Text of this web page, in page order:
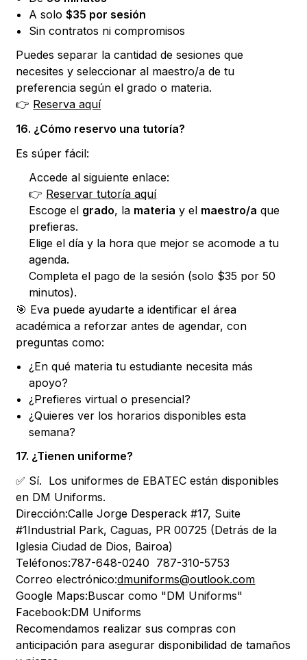
A solo$35 por sesión
Sin contratos ni compromisos
Puedes separar la cantidad de sesiones que
necesites y seleccionar al maestro/a de tu
preferencia según el grado o materia.
👉 Reserva aquí
16. ¿Cómo reservo una tutoría?
Es súper fácil:
Accede al siguiente enlace:
👉 Reservar tutoría aquí
Escoge el grado, la materia y el maestro/a que
prefieras.
Elige el día y la hora que mejor se acomode a tu
agenda.
Completa el pago de la sesión (solo $35 por 50
minutos).
🎯 Eva puede ayudarte a identificar el área
académica a reforzar antes de agendar, con
preguntas como:
¿En qué materia tu estudiante necesita más
apoyo?
¿Prefieres virtual o presencial?
¿Quieres ver los horarios disponibles esta
semana?
17. ¿Tienen uniforme?
✅ Sí. Los uniformes de EBATEC están disponibles
en DM Uniforms.
Dirección:Calle Jorge Desperack #17, Suite
#1Industrial Park, Caguas, PR 00725 (Detrás de la
Iglesia Ciudad de Dios, Bairoa)
Teléfonos:787-648-0240 787-310-5753
Correo electrónico:dmuniforms@outlook.com
Google Maps:Buscar como "DM Uniforms"
Facebook:DM Uniforms
Recomendamos realizar sus compras con
anticipación para asegurar disponibilidad de tamaños